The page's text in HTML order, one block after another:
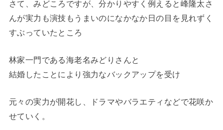
さて、みどころですが、分かりやすく例えると峰隆太さ
んが実力も演技もうまいのになかなか日の目を見れずく
すぶっていたところ
林家一門である海老名みどりさんと
結婚したことにより強力なバックアップを受け
元々の実力が開花し、ドラマやバラエティなどで花咲か
せていく。